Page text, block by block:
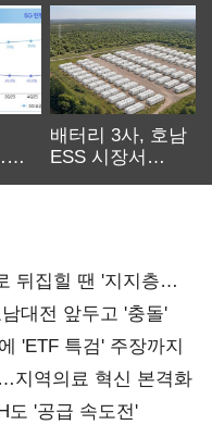
배터리 3사, 호남
ESS 시장서
뒤집힐 땐 '지지층
대전 앞두고 '충돌'
'ETF 특검' 주장까지
지역의료 혁신 본격화
도 '공급 속도전'